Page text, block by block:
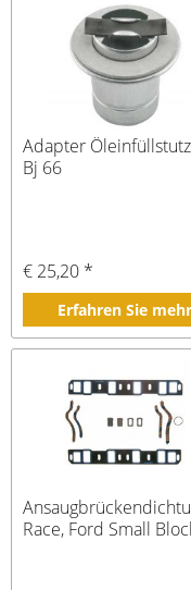
Adapter
Bj 66
€ 25,20 *
Erfahren Sie mehr
Race, Ford Small